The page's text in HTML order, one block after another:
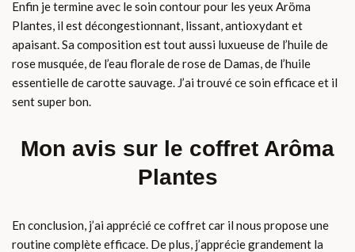
Enfin je termine avec le soin contour pour les yeux Aröma
Plantes, il est décongestionnant, lissant, antioxydant et
apaisant. Sa composition est tout aussi luxueuse de l’huile de
rose musquée, de l’eau florale de rose de Damas, de l’huile
essentielle de carotte sauvage. J’ai trouvé ce soin efficace et il
sent super bon.
Mon avis sur le coffret Arôma
Plantes
En conclusion, j’ai apprécié ce coffret car il nous propose une
routine complète efficace. De plus, j’apprécie grandement la